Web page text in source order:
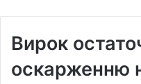
Вирок
оскарженню